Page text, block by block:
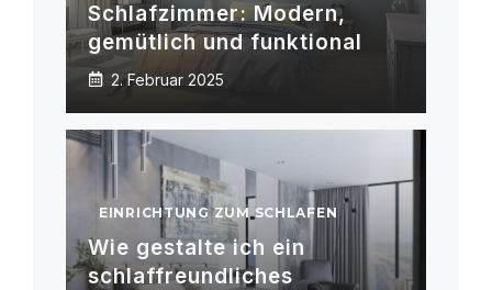
Schlafzimmer: Modern,
gemütlich und funktional
2. Februar 2025
EINRICHTUNG ZUM SCHLAFEN
Wie gestalte ich ein
schlaffreundliches